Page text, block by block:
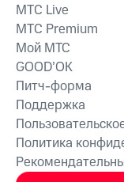
MTС Live
MTС Premium
Мой МТС
GOOD’OK
Питч-форма
Поддержка
Политика